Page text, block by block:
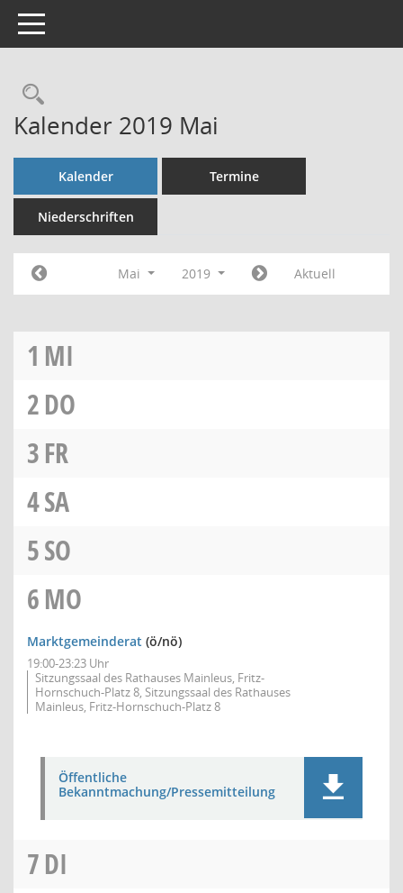
Toggle navigation
Rechercheauswahl
Kalender 2019 Mai
Kalender Termine
Niederschriften
Mai 2019 Aktuell
1 MI
2DO
3FR
4SA
5SO
6MO
Marktgemeinderat (ö/nö)
19:00-23:23 Uhr
Sitzungssaal des Rathauses Mainleus, Fritz-
Hornschuch-Platz 8, Sitzungssaal des Rathauses
Mainleus, Fritz-Hornschuch-Platz 8
Öffentliche
Bekanntmachung/Pressemitteilung
7DI